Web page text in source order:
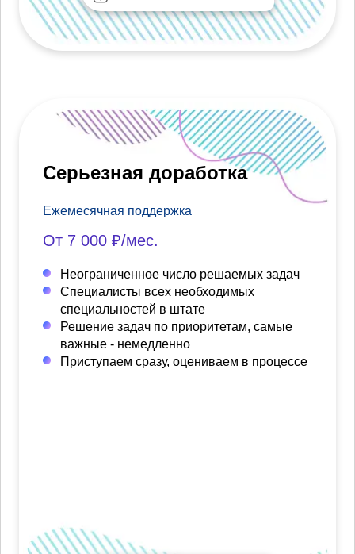
Серьезная доработка
Ежемесячная поддержка
От 7 000 ₽/мес.
Неограниченное число решаемых задач
Специалисты всех необходимых
специальностей в штате
Решение задач по приоритетам, самые
важные - немедленно
Приступаем сразу, оцениваем в процессе